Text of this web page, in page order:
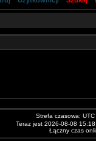
Strefa czasowa: UTC
Teraz jest 2026-08-08
Łączny czas